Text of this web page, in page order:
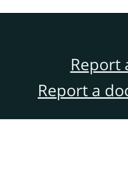
Report
Report a